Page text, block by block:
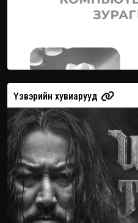
Үзвэрийн хувиарууд